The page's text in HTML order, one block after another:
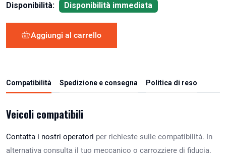
Disponibilità:
Disponibilità immediata
Aggiungi al carrello
Compatibilità Spedizione e consegna Politica di reso
Veicoli compatibili
Contatta i nostri operatori per richieste sulle compatibilità. In
alternativa consulta il tuo meccanico o carrozziere di fiducia.